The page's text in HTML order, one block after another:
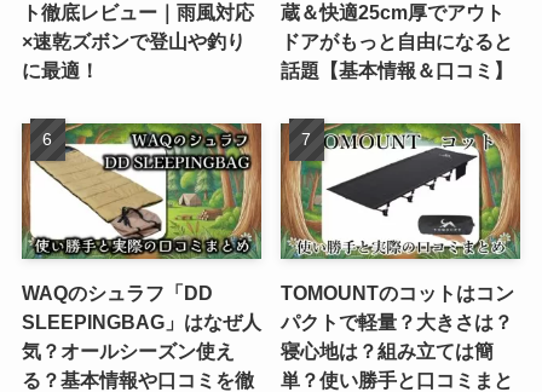
ト徹底レビュー｜雨風対応
×速乾ズボンで登山や釣り
に最適！
蔵＆快適25cm厚でアウト
ドアがもっと自由になると
話題【基本情報＆口コミ】
WAQのシュラフ「DD
SLEEPINGBAG」はなぜ人
気？オールシーズン使え
る？基本情報や口コミを徹
TOMOUNTのコットはコン
パクトで軽量？大きさは？
寝心地は？組み立ては簡
単？使い勝手と口コミまと